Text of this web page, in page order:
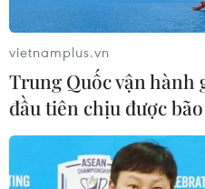
Xem
CƠ QUAN CHỦ QUẢN: THÔNG TẤN XÃ
vietnamplus.vn
Trung Quốc vận
đầu tiên chịu được bão